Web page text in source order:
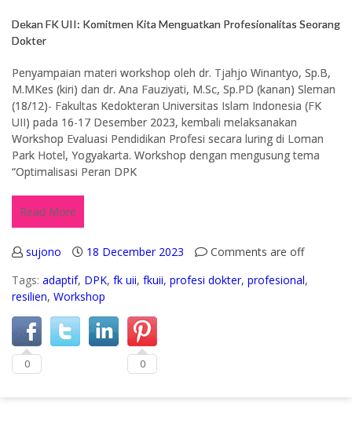
Dekan FK UII: Komitmen Kita Menguatkan Profesionalitas Seorang
Dokter
Penyampaian materi workshop oleh dr. Tjahjo Winantyo, Sp.B,
M.MKes (kiri) dan dr. Ana Fauziyati, M.Sc, Sp.PD (kanan) Sleman
(18/12)- Fakultas Kedokteran Universitas Islam Indonesia (FK
UII) pada 16-17 Desember 2023, kembali melaksanakan
Workshop Evaluasi Pendidikan Profesi secara luring di Loman
Park Hotel, Yogyakarta. Workshop dengan mengusung tema
“Optimalisasi Peran DPK
Read More
sujono 18 December 2023
Comments are off
Tags: adaptif, DPK, fk uii, fkuii, profesi dokter, profesional,
resilien, Workshop
0 0